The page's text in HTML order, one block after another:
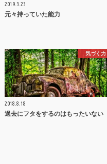
2019.3.23
元々持っていた能力
気づく力
2018.8.18
過去にフタをするのはもったいない